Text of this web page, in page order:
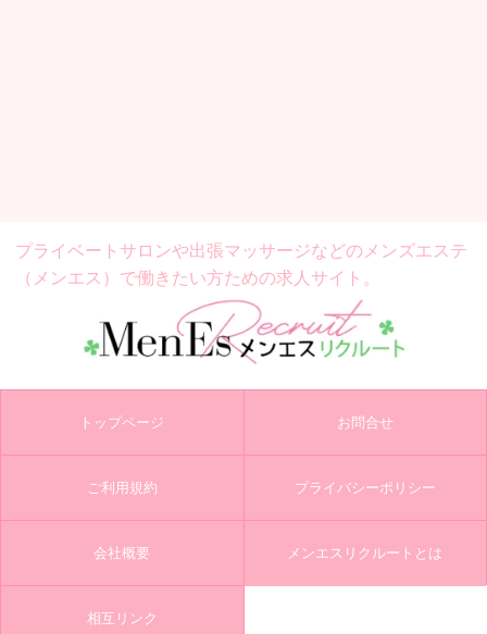
プライベートサロンや出張マッサージなどの メンズエステ
（メンエス）で働きたい方ための求人サイト。
トップページ お問合せ
ご利用規約 プライバシーポリシー
会社概要 メンエスリクルートとは
相互リンク